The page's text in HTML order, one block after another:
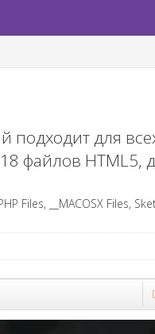
подходит для
файлов HTML5,
Files, __MACOSX Files,